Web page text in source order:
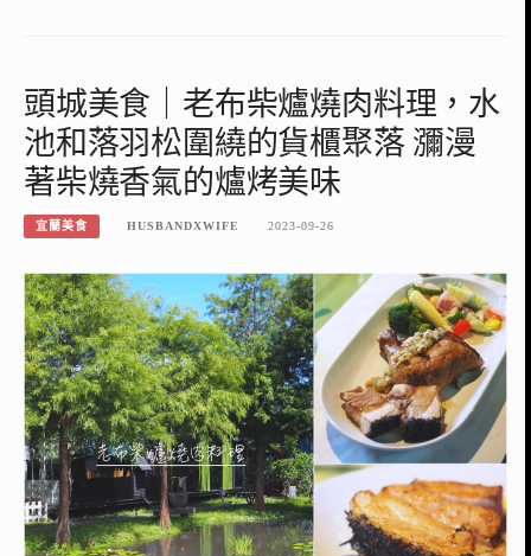
頭城美食｜老布柴爐燒肉料理，水
池和落羽松圍繞的貨櫃聚落 瀰漫
著柴燒香氣的爐烤美味
宜蘭美食 HUSBANDXWIFE 2023-09-26